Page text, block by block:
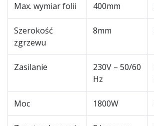
Max. wymiar folii 400mm
Szerokość
zgrzewu
8mm
Zasilanie
230V – 50/60
Hz
Moc 1800W